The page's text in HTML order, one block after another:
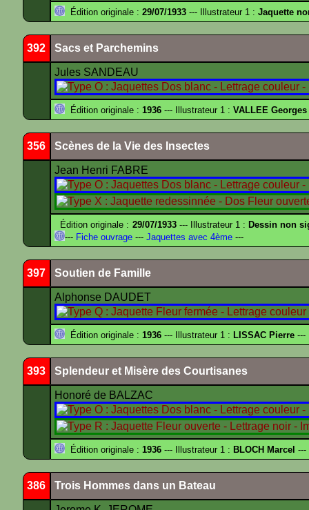
Édition originale : 29/07/1933 --- Illustrateur 1 : Jaquette
392 Sacs et Parchemins
Jules SANDEAU
Édition originale : 1936 --- Illustrateur 1 : VALLEE Georges
356 Scènes de la Vie des Insectes
Jean Henri FABRE
Édition originale : 29/07/1933--- Illustrateur 1 : Dessin non
--- Fiche ouvrage --- Jaquettes avec 4ème ---
397 Soutien de Famille
Alphonse DAUDET
Édition originale : 1936 --- Illustrateur 1 : LISSAC Pierre ---
393 Splendeur et Misère des Courtisanes
Honoré de BALZAC
Édition originale : 1936 --- Illustrateur 1 : BLOCH Marcel ---
386 Trois Hommes dans un Bateau